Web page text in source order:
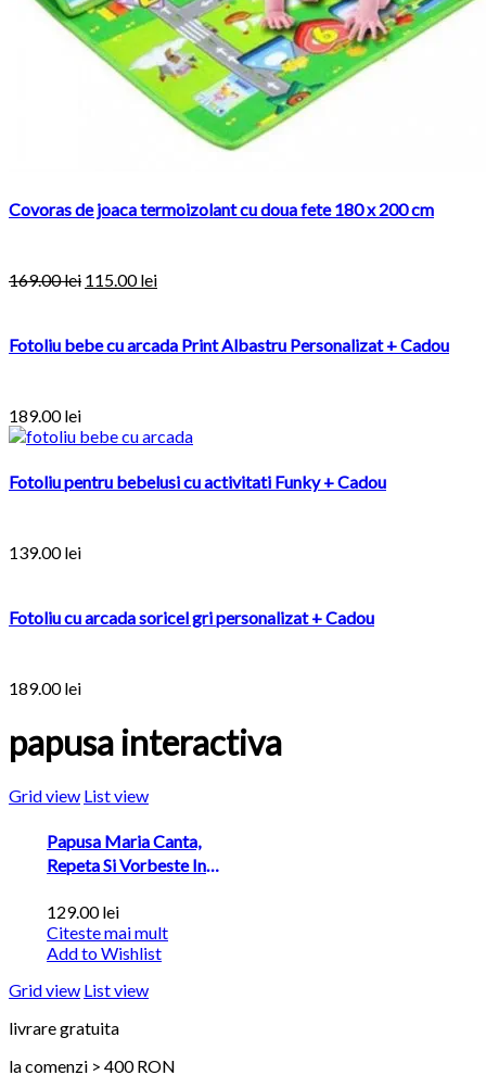
Covoras de joaca termoizolant cu doua fete 180 x 200 cm
169.00lei 115.00lei
Fotoliu bebe cu arcada Print Albastru Personalizat + Cadou
189.00lei
Fotoliu pentru bebelusi cu activitati Funky + Cadou
139.00lei
Fotoliu cu arcada soricel gri personalizat + Cadou
189.00lei
papusa interactiva
Grid view List view
Papusa Maria Canta,
Repeta Si Vorbeste In
129.00lei
Citeste mai mult
Add to Wishlist
Grid view List view
livrare gratuita
la comenzi > 400 RON